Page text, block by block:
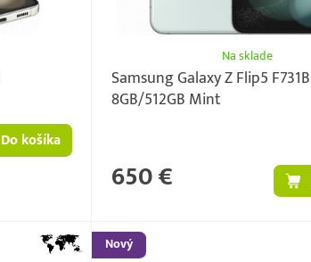
Do košíka
Na sklade
Samsung Galaxy Z Flip5 F731B
8GB/512GB Mint
650 €
Nový